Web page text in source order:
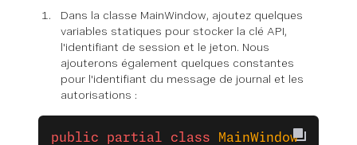
Dans la classe MainWindow, ajoutez quelques
variables statiques pour stocker la clé API,
l'identifiant de session et le jeton. Nous
ajouterons également quelques constantes
pour l'identifiant du message de journal et les
autorisations :
public partial class MainWindow :